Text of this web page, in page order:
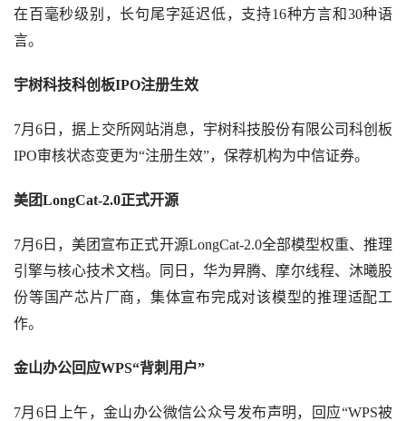
在百毫秒级别，长句尾字延迟低，支持16种方言和30种语
言。
宇树科技科创板IPO注册生效
7月6日，据上交所网站消息，宇树科技股份有限公司科创板
IPO审核状态变更为“注册生效”，保荐机构为中信证券。
美团LongCat-2.0正式开源
7月6日，美团宣布正式开源LongCat-2.0全部模型权重、推理
引擎与核心技术文档。同日，华为昇腾、摩尔线程、沐曦股
份等国产芯片厂商，集体宣布完成对该模型的推理适配工
作。
金山办公回应WPS“背刺用户”
7月6日上午，金山办公微信公众号发布声明，回应“WPS被